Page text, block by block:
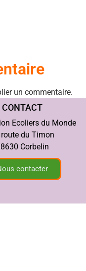
un commentaire.
CONTACT
Ecoliers du Monde
du Timon
Corbelin
contacter